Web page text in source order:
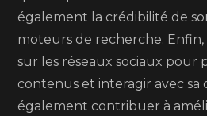
également la crédibilité de
moteurs de recherche.
sur les réseaux sociaux pour
contenus et interagir avec
également contribuer à